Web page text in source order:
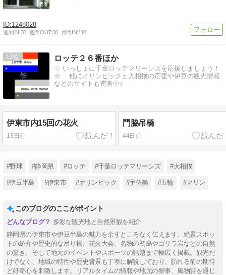
1248028
週間IN:30 週間OUT:30 月間IN:110
12 ロッテ２６番ほか
☆ いっしょに千葉ロッテマリーンズを応援しましょう！
☆ 他にオリンピックと大相撲の応援や伊豆の観光情報
などのサイトも運営中♪
伊東市内15回の花火
13日前
門脇吊橋
44日前
#野球 #静岡県 #ロッテ #千葉ロッテマリーンズ #大相撲
#伊豆半島 #伊東市 #オリンピック #宇佐美 #五輪 #マリン
このブログのここがポイント
多彩な観光地と自然景観を紹介
静岡県の伊東市や伊豆半島の魅力を余すところなく伝えます。絶景スポッ
トの紹介や歴史的な吊り橋、花火大会、名物の初島やゴリラ岩などの自然
の驚き、そして地元のイベントやスポーツの話題まで幅広く掲載。観光だ
けでなく、地域の特性や歴史背景も丁寧に解説しており、訪れる前の期待
と好奇心を刺激します。リアルタイムの情報や地元の祭事、風物詩を通じ